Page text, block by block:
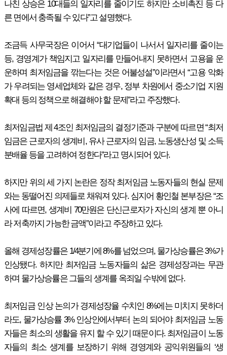
나친 상승은 10대들의 일자리를 줄이기도 하지만 소비촉진 등 다
른 면에서 충족될 수 있다”고 설명했다.
조금득 사무국장은 이어서 “대기업들이 나서서 일자리를 줄이는
등, 경영계가 책임지고 일자리를 만들어내지 못하면서 고용을 운
운하며 최저임금을 깎는다는 것은 어불성설”이라면서 “고용 악화
가 우려되는 영세업체와 같은 경우, 정부 차원에서 중소기업 지원
확대 등의 정책으로 해결해야 할 문제”라고 주장했다.
최저임금법 제 4조인 최저임금의 결정기준과 구분에 따르면 “최저
임금은 근로자의 생계비, 유사 근로자의 임금, 노동생산성 및 소득
분배율 등을 고려하여 정한다”라고 명시되어 있다.
하지만 위의 세 가지 논란은 정작 최저임금 노동자들의 현실 문제
와는 동떨어진 의제들로 채워져 있다. 심지어 황인철 본부장은 “조
사에 따르면, 생계비 70만원은 단신근로자가 자신의 생계 뿐 아니
라 저축까지 가능한 금액”이라고 주장하고 있다.
올해 경제성장률은 1/4분기에 8%를 넘었으며, 물가상승률은 3%가
인상됐다. 하지만 최저임금 노동자들의 삶은 경제성장과는 무관
하며 물가상승률은 그들의 생계를 옥죄일 수밖에 없다.
최저임금 인상 논의가 경제성장율 수치인 8%에는 미치지 못하더
라도, 물가상승률 3% 인상안에서부터 논의 되어야 최저임금 노동
자들은 최소의 생활을 유지 할 수 있기 때문이다. 최저임금이 노동
자들의 최소 생계를 보장하기 위해 경영계와 공익위원들의 ‘생